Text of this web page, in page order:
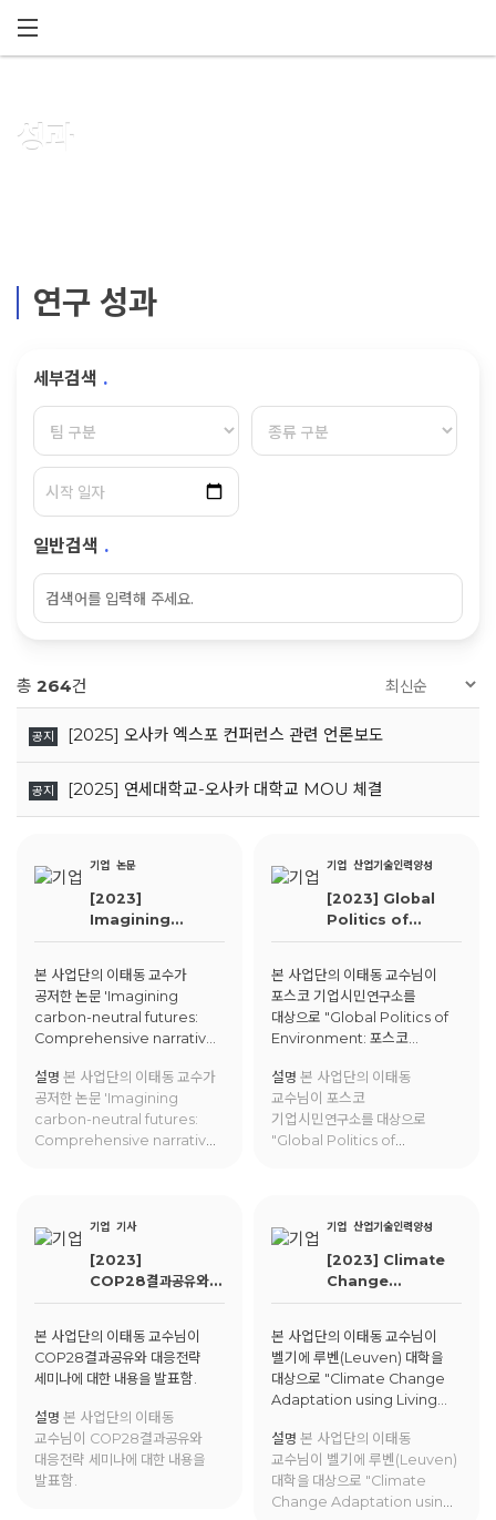
성과
연구 성과
세부검색 .
일반검색 .
총 264건
공지 [2025] 오사카 엑스포 컨퍼런스 관련 언론보도
공지 [2025] 연세대학교-오사카 대학교 MOU 체결
기업 논문
[2023]
Imagining
carbon-neutral
Comprehensive
narratives
through citizen
participation
본 사업단의 이태동 교수가
공저한 논문 'Imagining
carbon-neutral futures:
Comprehensive narratives
participation'가 Futures에
게재됨.
설명 본 사업단의 이태동 교수가
공저한 논문 'Imagining
carbon-neutral futures:
Comprehensive narratives
기업 산업기술인력양성
[2023] Global
Politics of
Environment:
본 사업단의 이태동 교수님이
포스코 기업시민연구소를
대상으로 "Global Politics of
Environment: 포스코
진행함.
설명 본 사업단의 이태동
교수님이 포스코
기업시민연구소를 대상으로
"Global Politics of
기업 기사
[2023]
COP28결과공유와
대응전략 세미나
본 사업단의 이태동 교수님이
COP28결과공유와 대응전략
세미나에 대한 내용을 발표함.
설명 본 사업단의 이태동
교수님이 COP28결과공유와
대응전략 세미나에 대한 내용을
발표함.
기업 산업기술인력양성
[2023] Climate
Change
Adaptation
How do living
labs enhance
climate change
adaptation?
본 사업단의 이태동 교수님이
벨기에 루벤(Leuven) 대학을
대상으로 "Climate Change
Adaptation using Living
enhance climate change
adaptation?"에 대한 교육을
진행함.
설명 본 사업단의 이태동
교수님이 벨기에 루벤(Leuven)
대학을 대상으로 "Climate
Change Adaptation using